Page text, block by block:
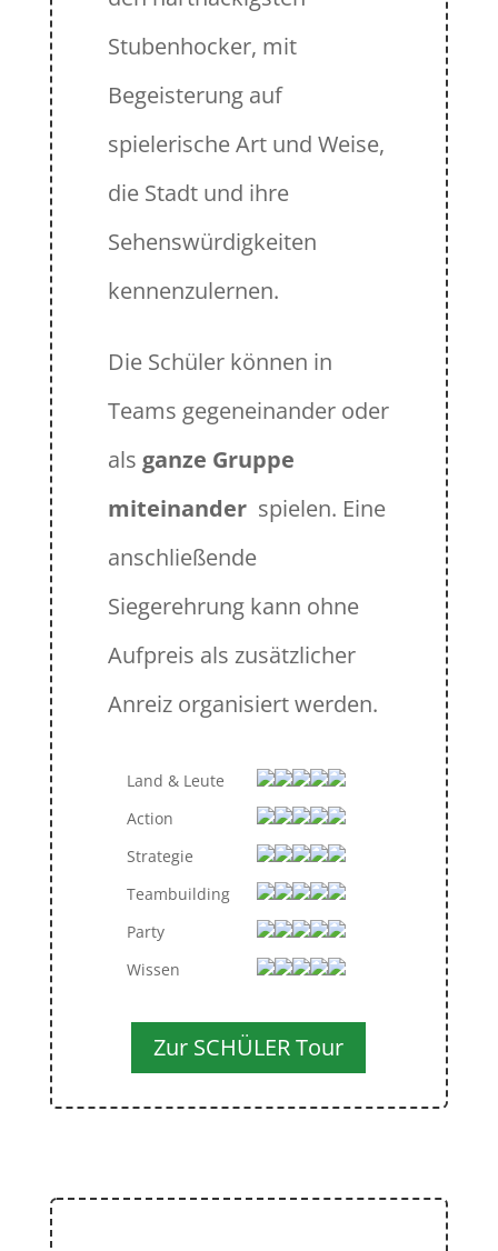
Stubenhocker, mit
Begeisterung auf
spielerische Art und Weise,
die Stadt und ihre
Sehenswürdigkeiten
kennenzulernen.
Die Schüler können in
Teams gegeneinander oder
als ganze Gruppe
miteinander spielen. Eine
anschließende
Siegerehrung kann ohne
Aufpreis als zusätzlicher
Anreiz organisiert werden.
Land & Leute
Action
Strategie
Teambuilding
Party
Wissen
Zur SCHÜLER Tour